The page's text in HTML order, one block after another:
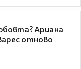
Ариана
отново